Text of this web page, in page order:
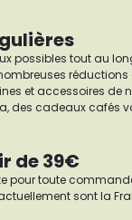
possibles tout au
réductions
et accessoires de
des cadeaux cafés
de 39€
toute
sont la